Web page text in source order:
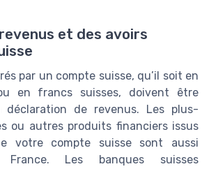
et des avoirs
par un compte suisse, qu’il soit en
en francs suisses, doivent être
déclaration de revenus. Les plus-
ou autres produits financiers issus
votre compte suisse sont aussi
France. Les banques suisses